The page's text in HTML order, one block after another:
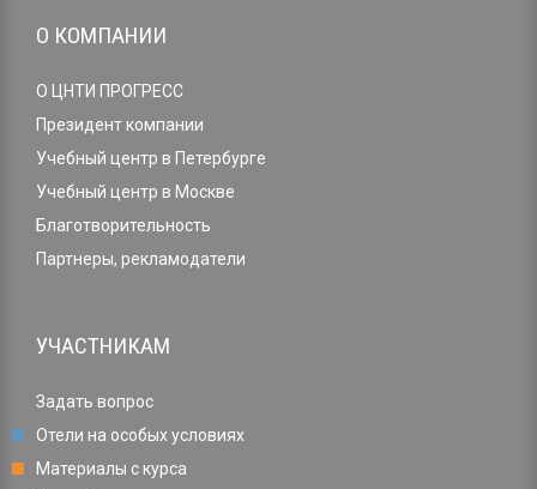
О КОМПАНИИ
О ЦНТИ ПРОГРЕСС
Президент компании
Учебный центр в Петербурге
Учебный центр в Москве
Благотворительность
Партнеры, рекламодатели
УЧАСТНИКАМ
Задать вопрос
Отели на особых условиях
Материалы с курса